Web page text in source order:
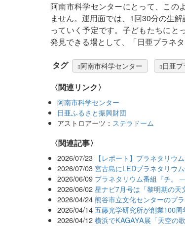
阿南市科学センターにとって、この
ません。運用面では、1回30分の生
っていく予定です。子どもたちにと
発見できる場として、「日亜プラネ
タグ 阿南市科学センター 日亜
〈関連リンク〉
阿南市科学センター
日亜ふるさと振興財団
アストロアーツ： ステラドーム
関連記事
2026/07/23 【レポート】プラネタリウ
2026/07/03 宮古島にLEDプラネタリウ
2026/06/09 プラネタリウム番組『チ。
2026/06/02 星ナビ7月号は「黎明期の天
2026/04/24 熊谷市立文化センターのプ
2026/04/14 五藤光学研究所が創業100
2026/04/12 横浜でKAGAYA展「天空の